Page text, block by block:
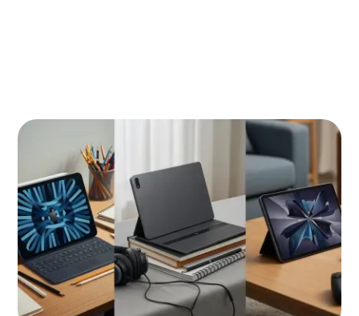
De perfecte tablet bestaat niet – wel de tablet die
perfect bij jouw levensstijl past. Of je nu tekeningen
maakt, series kijkt, of schoolprojecten afrondt: de
keuze tussen honderden modellen hoeft niet
overweldigend te zijn. Deze gids helpt je binnen vijf
minuten bepalen welk formaat, besturingssysteem en
prijsklasse écht bij jou past.